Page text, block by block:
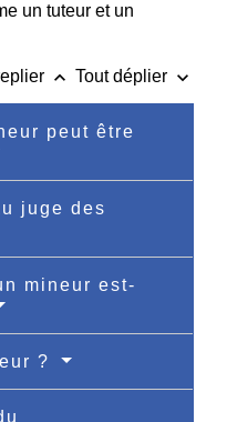
un tuteur et un
keyboard_arrow_up Tout déplier keyboard_arrow_down
peut être
juge des
mineur est-
?